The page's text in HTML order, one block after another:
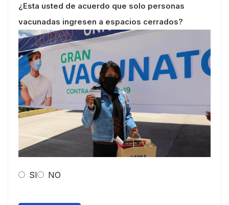
¿Esta usted de acuerdo que solo personas
vacunadas ingresen a espacios cerrados?
SI NO